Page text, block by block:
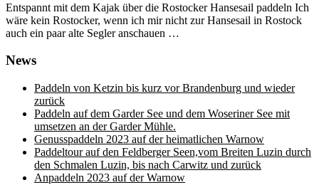
Entspannt mit dem Kajak über die Rostocker Hansesail paddeln Ich
wäre kein Rostocker, wenn ich mir nicht zur Hansesail in Rostock
auch ein paar alte Segler anschauen …
News
Paddeln von Ketzin bis kurz vor Brandenburg und wieder
zurück
Paddeln auf dem Garder See und dem Woseriner See mit
umsetzen an der Garder Mühle.
Genusspaddeln 2023 auf der heimatlichen Warnow
Paddeltour auf den Feldberger Seen,vom Breiten Luzin durch
den Schmalen Luzin, bis nach Carwitz und zurück
Anpaddeln 2023 auf der Warnow